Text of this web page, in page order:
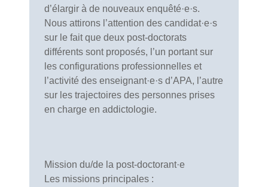
d’élargir à de nouveaux enquêté·e·s.
Nous attirons l’attention des candidat·e·s
sur le fait que deux post-doctorats
différents sont proposés, l’un portant sur
les configurations professionnelles et
l’activité des enseignant·e·s d’APA, l’autre
sur les trajectoires des personnes prises
en charge en addictologie.
Mission du/de la post-doctorant·e
Les missions principales :